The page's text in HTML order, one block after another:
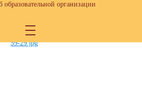
образовательной организации